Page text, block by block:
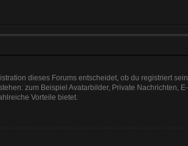
dieses Forums entscheidet, ob du registriert
zum Beispiel Avatarbilder, Private Nachrichten,
Vorteile bietet.